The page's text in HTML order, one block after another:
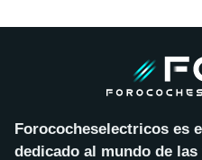
Forococheselectricos es
dedicado al mundo de